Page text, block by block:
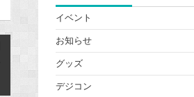
イベント
お知らせ
グッズ
デジコン